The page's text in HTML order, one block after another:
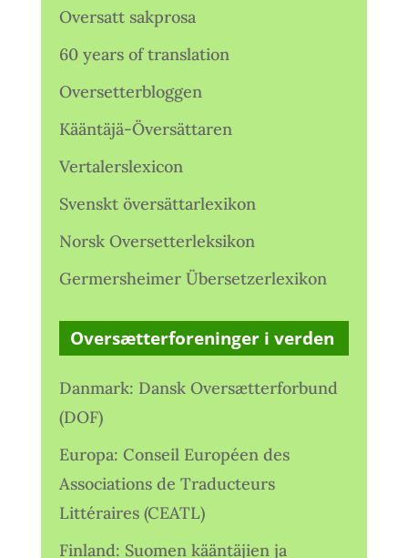
Oversatt sakprosa
60 years of translation
Oversetterbloggen
Kääntäjä-Översättaren
Vertalerslexicon
Svenskt översättarlexikon
Norsk Oversetterleksikon
Germersheimer Übersetzerlexikon
Oversætterforeninger i verden
Danmark: Dansk Oversætterforbund
(DOF)
Europa: Conseil Européen des
Associations de Traducteurs
Littéraires (CEATL)
Finland: Suomen kääntäjien ja